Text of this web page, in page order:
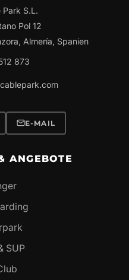
Park S.L.
Pol 12
Almería, Spanien
873
E-MAIL
ANGEBOTE
SUP